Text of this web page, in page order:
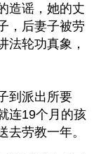
造谣，她的丈
，后妻子被劳
法轮功真象，
到派出所要
连19个月的孩
去劳教一年。